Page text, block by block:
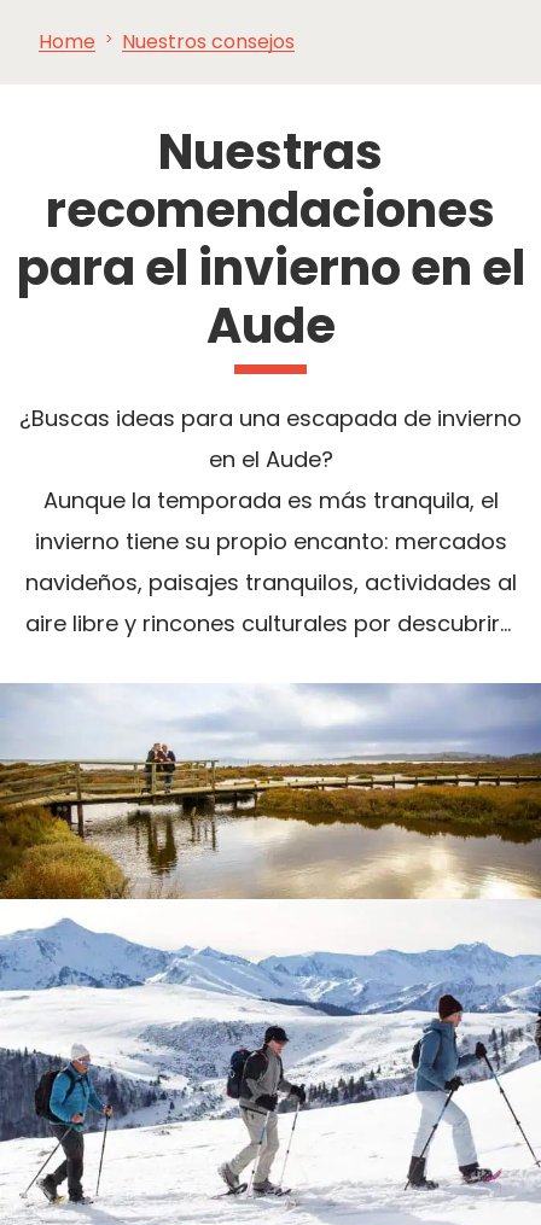
Home Nuestros consejos
Nuestras
recomendaciones
para el invierno en el
Aude
¿Buscas ideas para una escapada de invierno
en el Aude?
Aunque la temporada es más tranquila, el
invierno tiene su propio encanto: mercados
navideños, paisajes tranquilos, actividades al
aire libre y rincones culturales por descubrir…